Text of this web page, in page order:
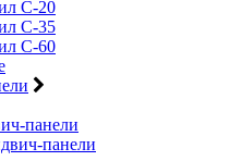
С-20
С-35
С-60
панели
панели